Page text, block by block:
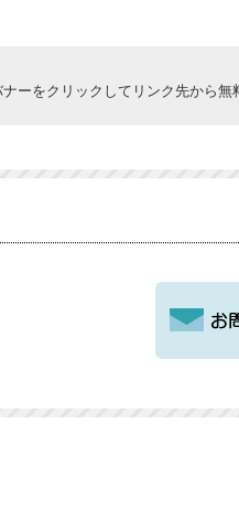
ーをクリックしてリンク先から無